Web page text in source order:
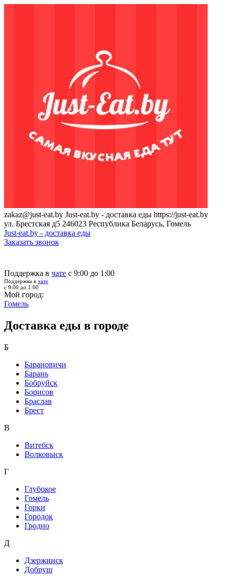
zakaz@just-eat.by Just-eat.by - доставка еды https://just-eat.by
ул. Брестская д5 246023 Республика Беларусь, Гомель
Just-eat.by - доставка еды
Заказать звонок
Поддержка в чате с 9:00 до 1:00
Поддержка в чате
с 9:00 до 1:00
Мой город:
Гомель
Доставка еды в городе
Б
Барановичи
Барань
Бобруйск
Борисов
Браслав
Брест
В
Витебск
Волковыск
Г
Глубокое
Гомель
Горки
Городок
Гродно
Д
Дзержинск
Добруш